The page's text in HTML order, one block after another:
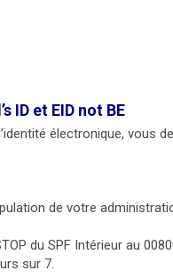
ID et EID not BE
électronique, vous
de votre
du SPF Intérieur au
sur 7.